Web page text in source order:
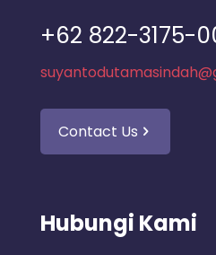
+62 822-3175-
Contact Us
Hubungi Kami